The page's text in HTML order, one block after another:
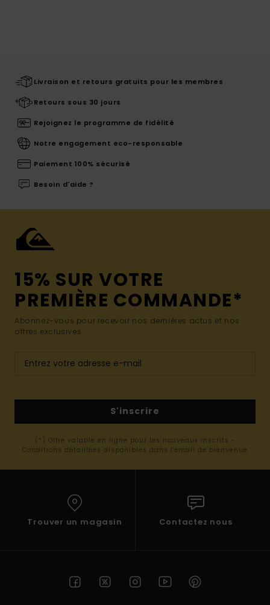
Livraison et retours gratuits pour les membres
Retours sous 30 jours
Rejoignez le programme de fidélité
Notre engagement eco-responsable
Paiement 100% sécurisé
Besoin d'aide ?
15% SUR VOTRE
PREMIÈRE COMMANDE*
Abonnez-vous pour recevoir nos dernières actus et nos
offres exclusives.
S'inscrire
(*) Offre valable en ligne pour les nouveaux inscrits -
Conditions détaillées disponibles dans l'email de bienvenue
Trouver un magasin Contactez nous